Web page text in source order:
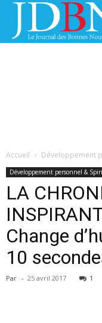
Accueil Développement
Développement personnel &
LA
Change
10
Par - 25 avril 2017 1